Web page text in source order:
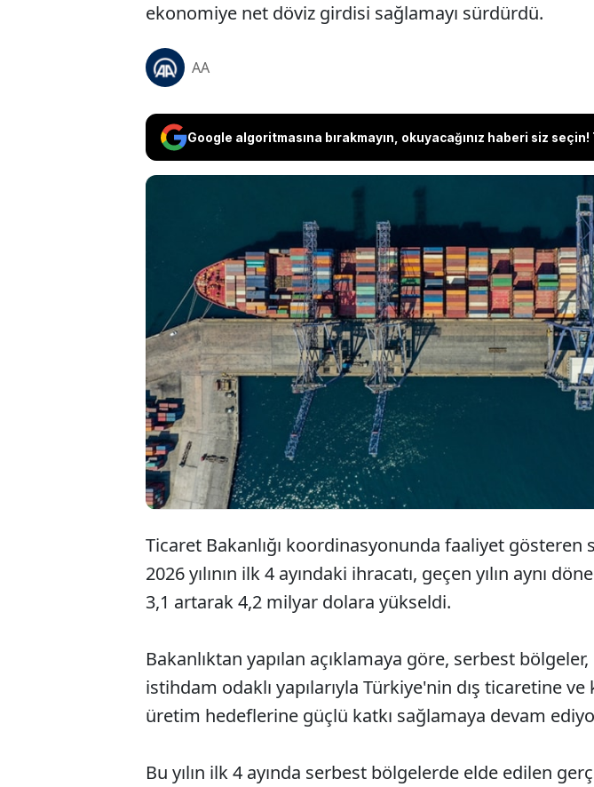
ekonomiye net döviz girdisi sağlamayı sürdürdü.
AA
Google algoritmasına bırakmayın, okuyacağınız haberi siz seçin!
Türkiye’deki serbest bölgelerin ihracatı yılın
yılın aynı dönemine göre yüzde 3,1 artarak
Ticaret Bakanlığı verilerine göre bölgeler,
ticaret fazlasıyla ekonomiye net döviz girdisi
Ticaret Bakanlığı koordinasyonunda faaliyet gösteren
2026 yılının ilk 4 ayındaki ihracatı, geçen yılın aynı
3,1 artarak 4,2 milyar dolara yükseldi.
Bakanlıktan yapılan açıklamaya göre, serbest
istihdam odaklı yapılarıyla Türkiye'nin dış ticaretine
üretim hedeflerine güçlü katkı sağlamaya devam
Bu yılın ilk 4 ayında serbest bölgelerde elde edilen